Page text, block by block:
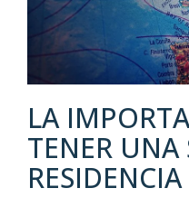
LA
TENER UNA
RESIDENCIA